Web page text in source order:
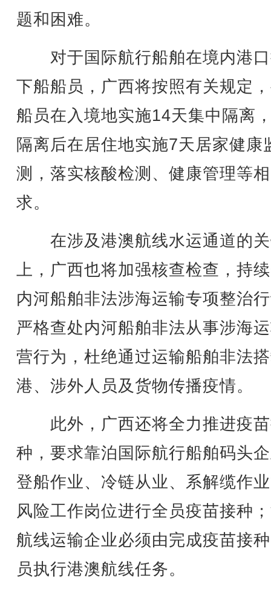
题和困难。
对于国际航行船舶在境内港
下船船员，广西将按照有关规定
船员在入境地实施14天集中隔离
隔离后在居住地实施7天居家健康
测，落实核酸检测、健康管理等
求。
在涉及港澳航线水运通道的
上，广西也将加强核查检查，持
内河船舶非法涉海运输专项整治
严格查处内河船舶非法从事涉海
营行为，杜绝通过运输船舶非法
港、涉外人员及货物传播疫情。
此外，广西还将全力推进疫
种，要求靠泊国际航行船舶码头
登船作业、冷链从业、系解缆作
风险工作岗位进行全员疫苗接种
航线运输企业必须由完成疫苗接
员执行港澳航线任务。